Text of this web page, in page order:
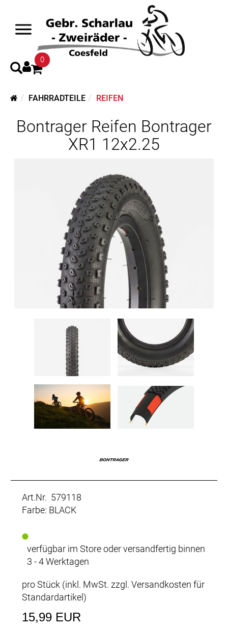
0
FAHRRADTEILE REIFEN
Bontrager Reifen Bontrager
XR1 12x2.25
Art.Nr. 579118
Farbe: BLACK
verfügbar im Store oder versandfertig binnen
3 - 4 Werktagen
pro Stück (inkl. MwSt. zzgl. Versandkosten für
Standardartikel)
15,99 EUR